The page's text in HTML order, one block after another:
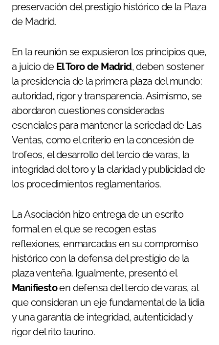
preservación del prestigio histórico de la Plaza
de Madrid.
En la reunión se expusieron los principios que,
a juicio de El Toro de Madrid, deben sostener
la presidencia de la primera plaza del mundo:
autoridad, rigor y transparencia. Asimismo, se
abordaron cuestiones consideradas
esenciales para mantener la seriedad de Las
Ventas, como el criterio en la concesión de
trofeos, el desarrollo del tercio de varas, la
integridad del toro y la claridad y publicidad de
los procedimientos reglamentarios.
La Asociación hizo entrega de un escrito
formal en el que se recogen estas
reflexiones, enmarcadas en su compromiso
histórico con la defensa del prestigio de la
plaza venteña. Igualmente, presentó el
Manifiestoen defensa del tercio de varas, al
que consideran un eje fundamental de la lidia
y una garantía de integridad, autenticidad y
rigor del rito taurino.